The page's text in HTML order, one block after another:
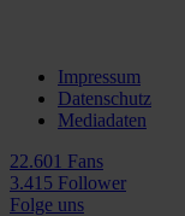
Impressum
Datenschutz
Mediadaten
22.601 Fans
3.415 Follower
Folge uns